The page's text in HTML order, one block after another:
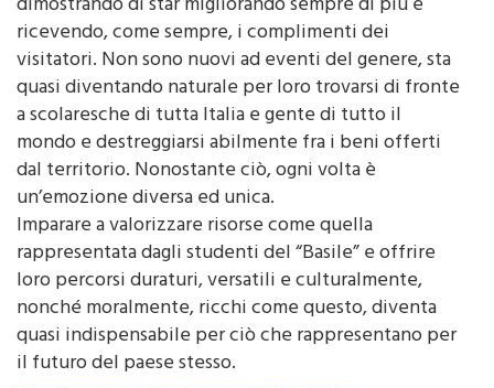
ricevendo, come sempre, i complimenti dei
visitatori. Non sono nuovi ad eventi del genere, sta
quasi diventando naturale per loro trovarsi di fronte
a scolaresche di tutta Italia e gente di tutto il
mondo e destreggiarsi abilmente fra i beni offerti
dal territorio. Nonostante ciò, ogni volta è
un’emozione diversa ed unica.
Imparare a valorizzare risorse come quella
rappresentata dagli studenti del “Basile” e offrire
loro percorsi duraturi, versatili e culturalmente,
nonché moralmente, ricchi come questo, diventa
quasi indispensabile per ciò che rappresentano per
il futuro del paese stesso.